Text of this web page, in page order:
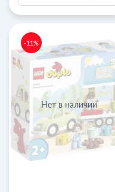
Нет в наличии
-11%